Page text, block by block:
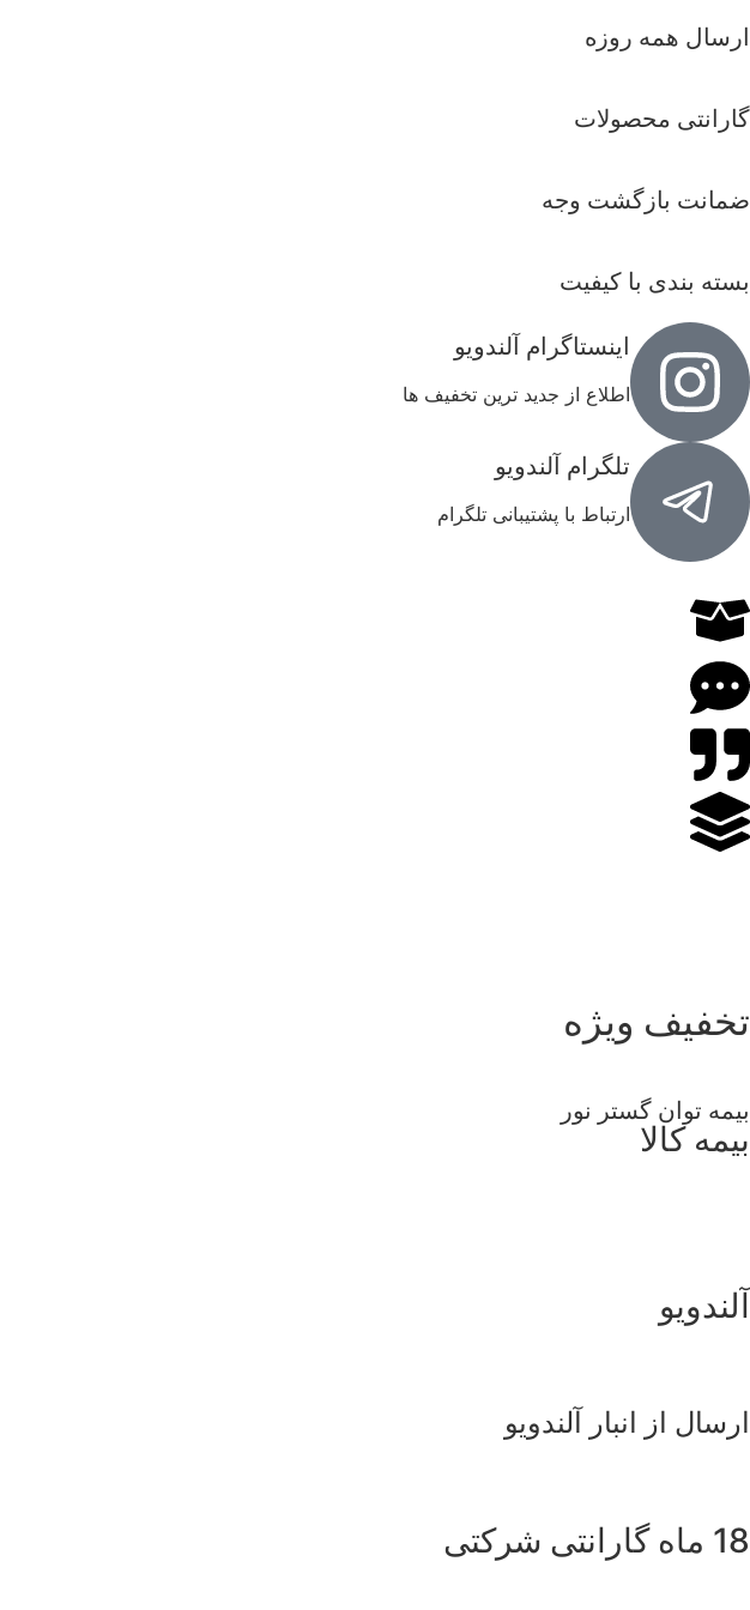
ارسال همه روزه
گارانتی محصولات
ضمانت بازگشت وجه
بسته بندی با کیفیت
اینستاگرام آلندویو
اطلاع از جدید ترین تخفیف ها
تلگرام آلندویو
ارتباط با پشتیبانی تلگرام
تخفیف ویژه
بیمه توان گستر نور
بیمه کالا
آلندویو
ارسال از انبار آلندویو
18 ماه گارانتی شرکتی